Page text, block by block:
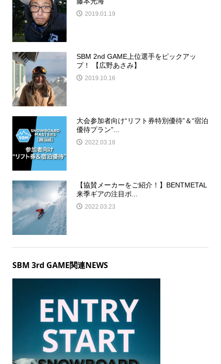
2019.01.19
SBM 2nd GAME上位選手をピックアッ
プ！ 【広野あさみ】
2019.10.16
大会参加者向け“リフト券特別優待”＆“宿泊
優待プラン”...
2022.03.18
【協賛メーカーをご紹介！】BENTMETAL
来季ギアの注目ポ...
2022.03.23
SBM 3rd GAME関連NEWS